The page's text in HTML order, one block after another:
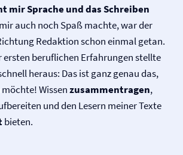
mir Sprache und das Schreiben
auch noch Spaß machte, war der
Redaktion schon einmal getan.
ersten beruflichen Erfahrungen stellte
heraus: Das ist ganz genau das,
Wissenzusammentragen,
und den Lesern meiner Texte
bieten.